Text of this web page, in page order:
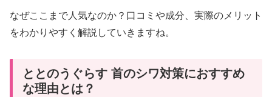
なぜここまで人気なのか？口コミや成分、実際のメリット
をわかりやすく解説していきますね。
ととのうぐらす 首のシワ対策におすすめ
な理由とは？